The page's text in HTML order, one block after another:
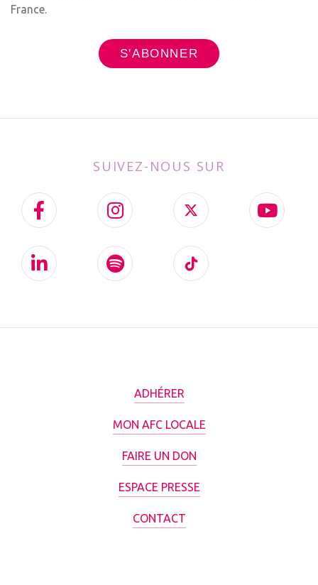
France.
SUIVEZ-NOUS SUR
ADHÉRER
MON AFC LOCALE
FAIRE UN DON
ESPACE PRESSE
CONTACT